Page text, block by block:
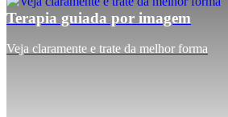
Terapia guiada por imagem
Veja claramente e trate da melhor forma